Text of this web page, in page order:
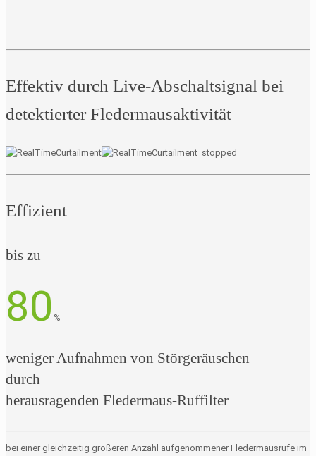
Effektiv durch Live-Abschaltsignal bei
detektierter Fledermausaktivität
Effizient
bis zu
80 %
weniger Aufnahmen von Störgeräuschen
durch
herausragenden Fledermaus-Ruffilter
bei einer gleichzeitig größeren Anzahl aufgenommener Fledermausrufe im